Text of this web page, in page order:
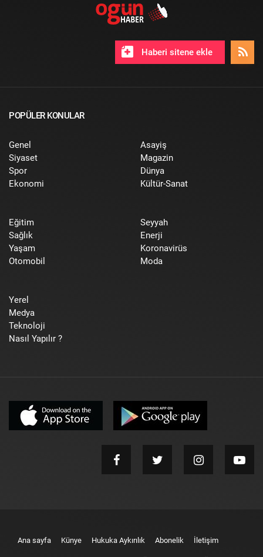
Haberi sitene ekle
POPÜLER KONULAR
Genel
Siyaset
Spor
Ekonomi
Asayiş
Magazin
Dünya
Kültür-Sanat
Eğitim
Sağlık
Yaşam
Otomobil
Seyyah
Enerji
Koronavirüs
Moda
Yerel
Medya
Teknoloji
Nasıl Yapılır ?
Ana sayfa Künye Hukuka Aykırılık Abonelik İletişim